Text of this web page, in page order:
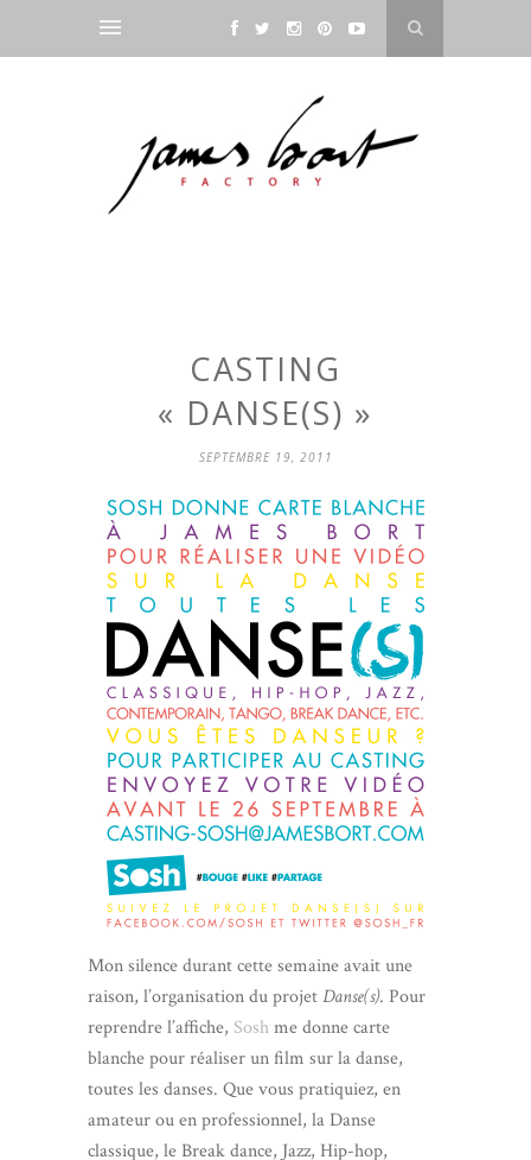
CASTING
« DANSE(S) »
SEPTEMBRE 19, 2011
Mon silence durant cette semaine avait une
raison, l’organisation du projetDanse(s). Pour
reprendre l’affiche, Soshme donne carte
blanche pour réaliser un film sur la danse,
toutes les danses. Que vous pratiquiez, en
amateur ou en professionnel, la Danse
classique, le Break dance, Jazz, Hip-hop,